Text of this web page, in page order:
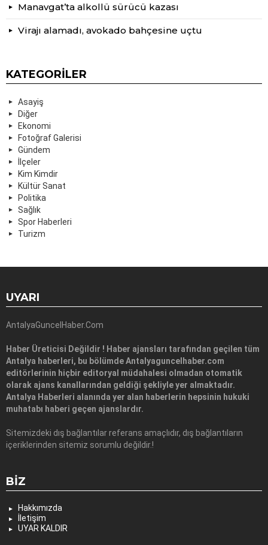
Manavgat’ta alkollü sürücü kazası
Virajı alamadı, avokado bahçesine uçtu
KATEGORILER
Asayiş
Diğer
Ekonomi
Fotoğraf Galerisi
Gündem
İlçeler
Kim Kimdir
Kültür Sanat
Politika
Sağlık
Spor Haberleri
Turizm
UYARI
AntalyaGuncelHaber.Com
Haber Üreticisi Değildir ! Haber ajansları tarafından geçilen tüm
Antalya haberleri, bu bölümde Antalyaguncelhaber.com
editörlerinin hiçbir editoryal müdahalesi olmadan otomatik
olarak ajans kanallarından geldiği şekliyle yer almaktadır.
Antalya Haberleri alanında yer alan haberlerin hepsinin hukuki
muhatabı haberi geçen ajanslardır.
Sitemizdeki dış bağlantılar referans amaçlıdır, dış bağlantıların
içeriklerinden sitemiz sorumlu değildir.!
BIZ
Hakkımızda
İletişim
UYAR KALDIR